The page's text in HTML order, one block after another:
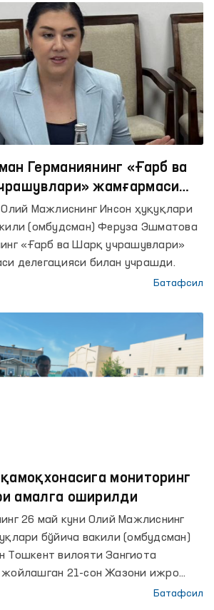
интерактив машғулотлар
Уларда жами 280 нафардан
иштирок этди.
Германиянинг «Ғарб ва
жамғармаси
билан ҳамкорлик
муҳокама қилди
Олий Мажлиснинг Инсон ҳуқуқлари
(омбудсман) Феруза Эшматова
«Ғарб ва Шарқ учрашувлари»
делегацияси билан учрашди.
Батафсил
мониторинг
амалга оширилди
26 май куни Олий Мажлиснинг
бўйича вакили (омбудсман)
Тошкент вилояти Зангиота
жойлашган 21-сон Жазони ижро
мониторинг ташрифиБатафсил